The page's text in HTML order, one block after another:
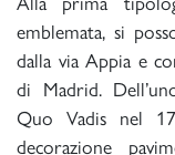
emblemata, si
dalla via Appia e
di Madrid.
Quo Vadis nel
decorazione